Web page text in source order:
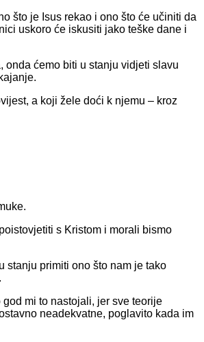
što je Isus rekao i ono što će učiniti da
uskoro će iskusiti jako teške dane i
onda ćemo biti u stanju vidjeti slavu
a koji žele doći k njemu – kroz
s Kristom i morali bismo
stanju primiti ono što nam je tako
mi to nastojali, jer sve teorije
neadekvatne, poglavito kada im